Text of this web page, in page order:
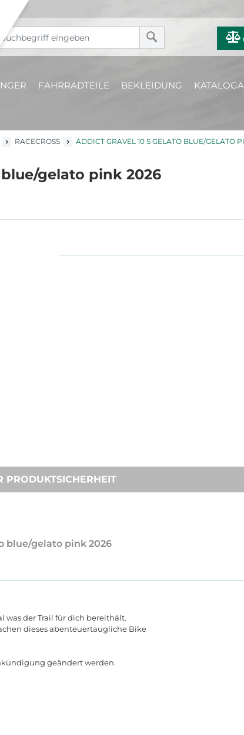
FAHRRADTEILE BEKLEIDUNG
RACECROSS ADDICT GRAVEL 10 S GELATO BLUE/GELATO
gelato pink 2026
PRODUKTSICHERHEIT
blue/gelato pink 2026
was der Trail für dich bereithält.
dieses abenteuertaugliche Bike
geändert werden.